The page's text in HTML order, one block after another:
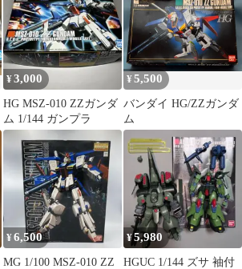
¥3,000
HG MSZ-010 ZZガンダ
ム 1/144 ガンプラ
¥5,500
バンダイ HG/ZZガンダ
ム
¥6,500
MG 1/100 MSZ-010 ZZ
¥5,980
HGUC 1/144 ズサ 袖付